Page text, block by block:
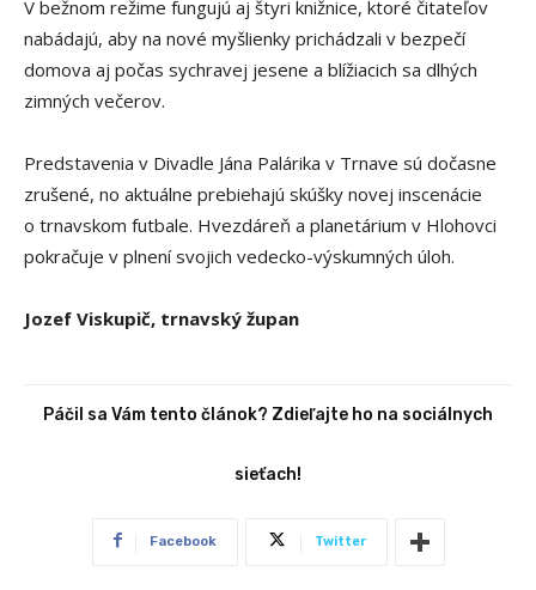
V bežnom režime fungujú aj štyri knižnice, ktoré čitateľov
nabádajú, aby na nové myšlienky prichádzali v bezpečí
domova aj počas sychravej jesene a blížiacich sa dlhých
zimných večerov.
Predstavenia v Divadle Jána Palárika v Trnave sú dočasne
zrušené, no aktuálne prebiehajú skúšky novej inscenácie
o trnavskom futbale. Hvezdáreň a planetárium v Hlohovci
pokračuje v plnení svojich vedecko-výskumných úloh.
Jozef Viskupič, trnavský župan
Páčil sa Vám tento článok? Zdieľajte ho na sociálnych
sieťach!
Facebook Twitter